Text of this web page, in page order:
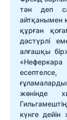
тән деп
айтқанымен
құрған
дәстүрлі
алғашқы
жөнінде
күнге дейін